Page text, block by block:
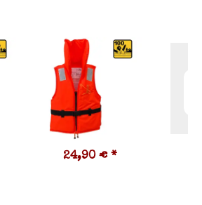
24,90 € *